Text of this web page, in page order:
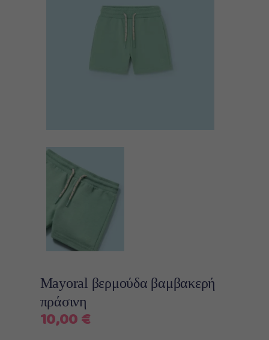
Mayoral βερμούδα βαμβακερή
πράσινη
10,00€